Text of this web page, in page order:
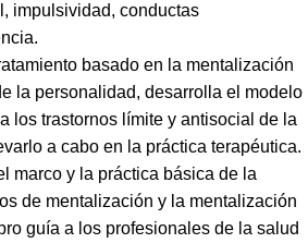
impulsividad, conductas
basado en la mentalización
la personalidad, desarrolla el modelo
los trastornos límite y antisocial de la
a cabo en la práctica terapéutica.
marco y la práctica básica de la
de mentalización y la mentalización
guía a los profesionales de la salud